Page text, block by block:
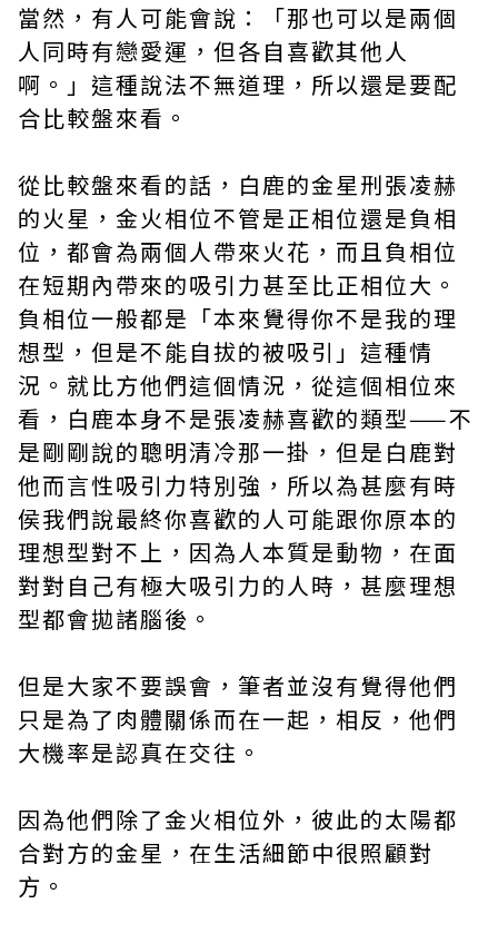
當然，有人可能會說：「那也可以是兩個
人同時有戀愛運，但各自喜歡其他人
啊。」這種說法不無道理，所以還是要配
合比較盤來看。
從比較盤來看的話，白鹿的金星刑張凌赫
的火星，金火相位不管是正相位還是負相
位，都會為兩個人帶來火花，而且負相位
在短期內帶來的吸引力甚至比正相位大。
負相位一般都是「本來覺得你不是我的理
想型，但是不能自拔的被吸引」這種情
況。就比方他們這個情況，從這個相位來
看，白鹿本身不是張凌赫喜歡的類型——不
是剛剛說的聰明清冷那一掛，但是白鹿對
他而言性吸引力特別強，所以為甚麼有時
侯我們說最終你喜歡的人可能跟你原本的
理想型對不上，因為人本質是動物，在面
對對自己有極大吸引力的人時，甚麼理想
型都會拋諸腦後。
但是大家不要誤會，筆者並沒有覺得他們
只是為了肉體關係而在一起，相反，他們
大機率是認真在交往。
因為他們除了金火相位外，彼此的太陽都
合對方的金星，在生活細節中很照顧對
方。